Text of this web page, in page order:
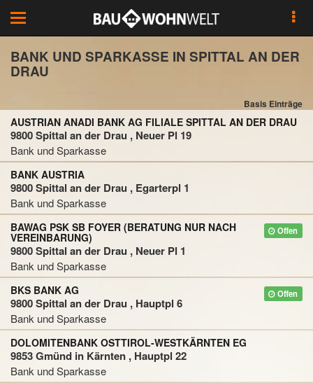
Toggle
navigation
BANK UND SPARKASSE IN SPITTAL AN DER
DRAU
Basis Einträge
AUSTRIAN ANADI BANK AG FILIALE SPITTAL AN DER DRAU
9800 Spittal an der Drau , Neuer Pl 19
Bank und Sparkasse
BANK AUSTRIA
9800 Spittal an der Drau , Egarterpl 1
Bank und Sparkasse
Offen
BAWAG PSK SB FOYER (BERATUNG NUR NACH
VEREINBARUNG)
9800 Spittal an der Drau , Neuer Pl 1
Bank und Sparkasse
Offen
BKS BANK AG
9800 Spittal an der Drau , Hauptpl 6
Bank und Sparkasse
DOLOMITENBANK OSTTIROL-WESTKÄRNTEN EG
9853 Gmünd in Kärnten , Hauptpl 22
Bank und Sparkasse